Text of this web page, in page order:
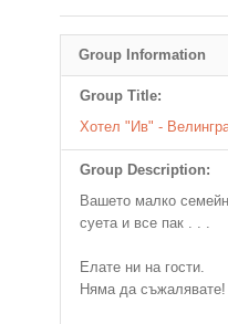
Group Information
Group Title:
Хотел "Ив" -
Group Description:
Вашето малко
суета и все пак . . .
Елате ни на гости.
Няма да съжалявате!